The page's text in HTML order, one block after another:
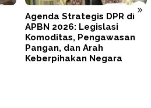
»
Tegas! Prabowo Minta
TNI–Polri Memperbaiki Diri
dan Mengunci
Profesionalisme